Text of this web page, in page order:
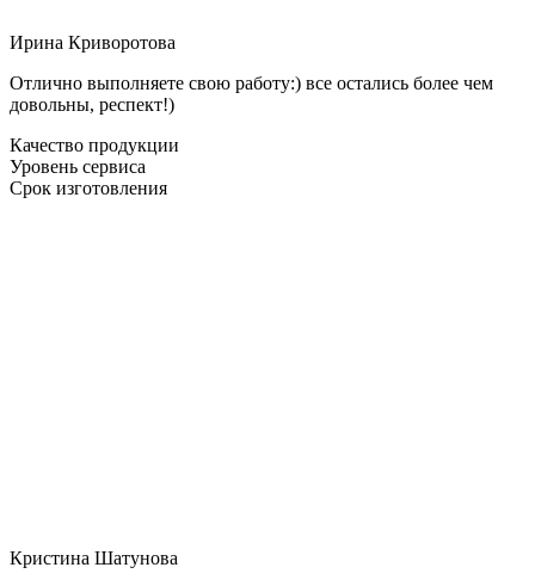
Ирина Криворотова
Отлично выполняете свою работу:) все остались более чем
довольны, респект!)
Качество продукции
Уровень сервиса
Срок изготовления
Кристина Шатунова